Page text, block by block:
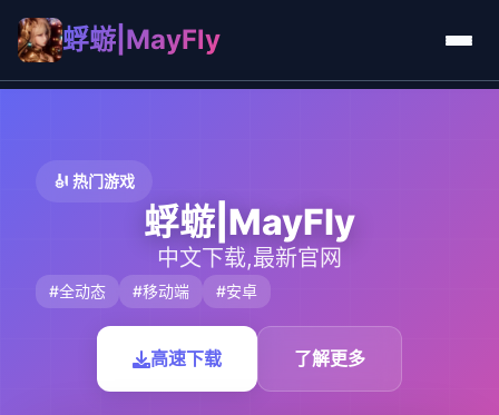
蜉蝣|MayFly
🎻 热门游戏
蜉蝣|MayFly
中文下载,最新官网
#全动态 #移动端 #安卓
高速下载 了解更多